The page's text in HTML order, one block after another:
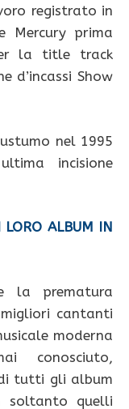
registrato in
Mercury prima
la title track
d’incassi Show
nel 1995
incisione
LORO ALBUM IN
la prematura
cantanti
moderna
conosciuto,
tutti gli album
soltanto quelli